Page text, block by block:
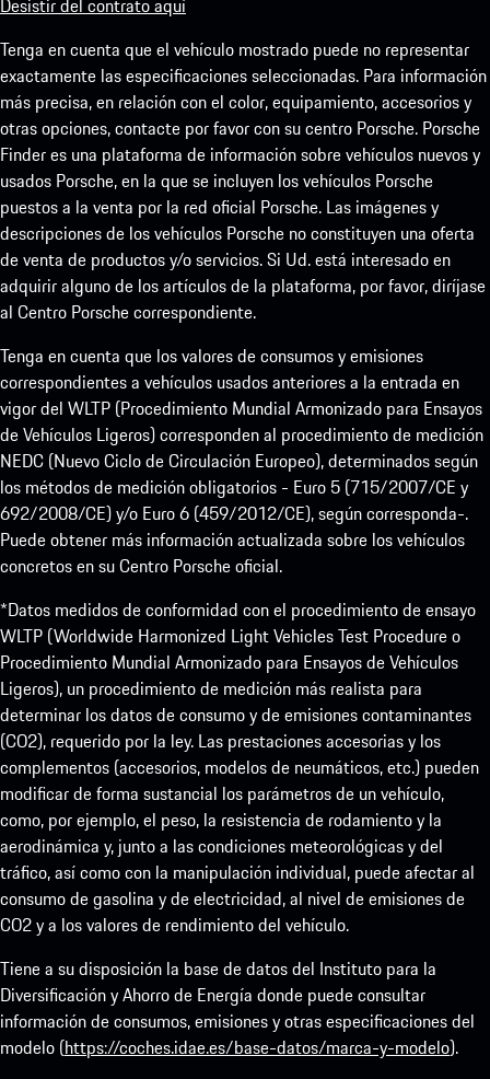
Desistir del contrato aquí
Tenga en cuenta que el vehículo mostrado puede no representar
exactamente las especificaciones seleccionadas. Para información
más precisa, en relación con el color, equipamiento, accesorios y
otras opciones, contacte por favor con su centro Porsche. Porsche
Finder es una plataforma de información sobre vehículos nuevos y
usados Porsche, en la que se incluyen los vehículos Porsche
puestos a la venta por la red oficial Porsche. Las imágenes y
descripciones de los vehículos Porsche no constituyen una oferta
de venta de productos y/o servicios. Si Ud. está interesado en
adquirir alguno de los artículos de la plataforma, por favor, diríjase
al Centro Porsche correspondiente.
Tenga en cuenta que los valores de consumos y emisiones
correspondientes a vehículos usados anteriores a la entrada en
vigor del WLTP (Procedimiento Mundial Armonizado para Ensayos
de Vehículos Ligeros) corresponden al procedimiento de medición
NEDC (Nuevo Ciclo de Circulación Europeo), determinados según
los métodos de medición obligatorios - Euro 5 (715/2007/CE y
692/2008/CE) y/o Euro 6 (459/2012/CE), según corresponda-.
Puede obtener más información actualizada sobre los vehículos
concretos en su Centro Porsche oficial.
*Datos medidos de conformidad con el procedimiento de ensayo
WLTP (Worldwide Harmonized Light Vehicles Test Procedure o
Procedimiento Mundial Armonizado para Ensayos de Vehículos
Ligeros), un procedimiento de medición más realista para
determinar los datos de consumo y de emisiones contaminantes
(CO2), requerido por la ley. Las prestaciones accesorias y los
complementos (accesorios, modelos de neumáticos, etc.) pueden
modificar de forma sustancial los parámetros de un vehículo,
como, por ejemplo, el peso, la resistencia de rodamiento y la
aerodinámica y, junto a las condiciones meteorológicas y del
tráfico, así como con la manipulación individual, puede afectar al
consumo de gasolina y de electricidad, al nivel de emisiones de
CO2 y a los valores de rendimiento del vehículo.
Tiene a su disposición la base de datos del Instituto para la
Diversificación y Ahorro de Energía donde puede consultar
información de consumos, emisiones y otras especificaciones del
modelo (https://coches.idae.es/base-datos/marca-y-modelo).